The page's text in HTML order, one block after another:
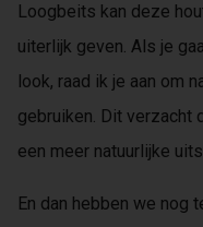
Loogbeits kan deze
uiterlijk geven. Als je
look, raad ik je aan om
gebruiken. Dit verzacht
een meer natuurlijke
En dan hebben we nog